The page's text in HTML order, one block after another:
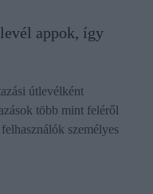
appok, így
útlevélként
több mint feléről
személyes